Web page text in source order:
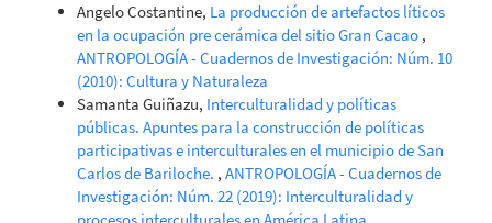
Angelo Costantine, La producción de artefactos líticos
en la ocupación pre cerámica del sitio Gran Cacao ,
ANTROPOLOGÍA - Cuadernos de Investigación: Núm. 10
(2010): Cultura y Naturaleza
Samanta Guiñazu, Interculturalidad y políticas
públicas. Apuntes para la construcción de políticas
participativas e interculturales en el municipio de San
Carlos de Bariloche. , ANTROPOLOGÍA - Cuadernos de
Investigación: Núm. 22 (2019): Interculturalidad y